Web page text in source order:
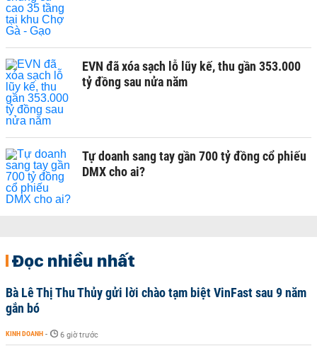
EVN đã xóa sạch lỗ lũy kế, thu gần 353.000
tỷ đồng sau nửa năm
Tự doanh sang tay gần 700 tỷ đồng cổ phiếu
DMX cho ai?
Đọc nhiều nhất
Bà Lê Thị Thu Thủy gửi lời chào tạm biệt VinFast sau 9 năm
gắn bó
KINH DOANH - 6 giờ trước